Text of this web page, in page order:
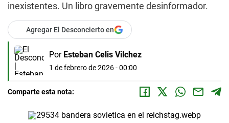
inexistentes. Un libro gravemente desinformador.
Agregar El Desconcierto en
Por Esteban Celis Vilchez
1 de febrero de 2026 - 00:00
Comparte esta nota: